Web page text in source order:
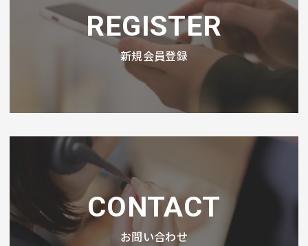
REGISTER
新規会員登録
CONTACT
お問い合わせ